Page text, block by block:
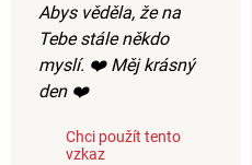
Abys věděla, že na
Tebe stále někdo
myslí. ❤️ Měj krásný
den ❤️
Chci použít tento
vzkaz